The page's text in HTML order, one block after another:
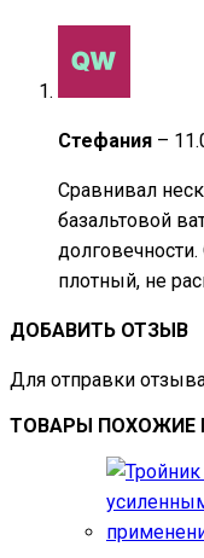
Стефания –
Сравнивал
базальтовой
плотный, не
ДОБАВИТЬ ОТЗЫВ
Для отправки
ТОВАРЫ ПОХОЖИЕ